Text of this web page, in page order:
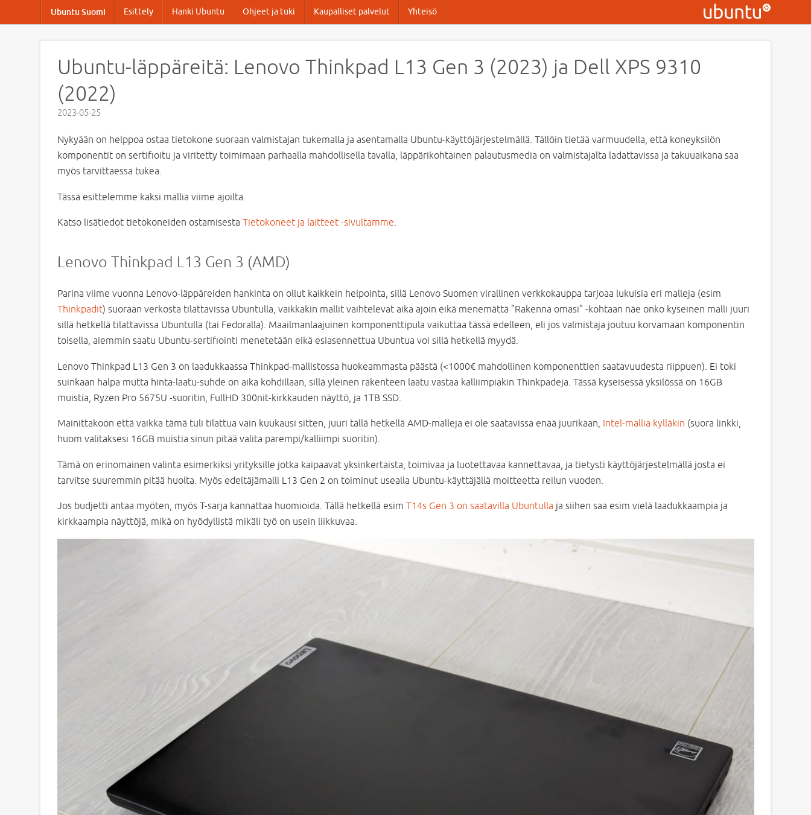
Ubuntu Suomi Esittely Hanki Ubuntu Ohjeet ja tuki Kaupalliset palvelut Yhteisö
Ubuntu-läppäreitä: Lenovo Thinkpad L13 Gen 3 (2023) ja Dell XPS 9310
(2022)
2023-05-25
Nykyään on helppoa ostaa tietokone suoraan valmistajan tukemalla ja asentamalla Ubuntu-käyttöjärjestelmällä. Tällöin tietää varmuudella, että koneyksilön
komponentit on sertifioitu ja viritetty toimimaan parhaalla mahdollisella tavalla, läppärikohtainen palautusmedia on valmistajalta ladattavissa ja takuuaikana saa
myös tarvittaessa tukea.
Tässä esittelemme kaksi mallia viime ajoilta.
Katso lisätiedot tietokoneiden ostamisesta Tietokoneet ja laitteet -sivultamme.
Lenovo Thinkpad L13 Gen 3 (AMD)
Parina viime vuonna Lenovo-läppäreiden hankinta on ollut kaikkein helpointa, sillä Lenovo Suomen virallinen verkkokauppa tarjoaa lukuisia eri malleja (esim
Thinkpadit) suoraan verkosta tilattavissa Ubuntulla, vaikkakin mallit vaihtelevat aika ajoin eikä menemättä ”Rakenna omasi” -kohtaan näe onko kyseinen malli juuri
sillä hetkellä tilattavissa Ubuntulla (tai Fedoralla). Maailmanlaajuinen komponenttipula vaikuttaa tässä edelleen, eli jos valmistaja joutuu korvamaan komponentin
toisella, aiemmin saatu Ubuntu-sertifiointi menetetään eikä esiasennettua Ubuntua voi sillä hetkellä myydä.
Lenovo Thinkpad L13 Gen 3 on laadukkaassa Thinkpad-mallistossa huokeammasta päästä (<1000€ mahdollinen komponenttien saatavuudesta riippuen). Ei toki
suinkaan halpa mutta hinta-laatu-suhde on aika kohdillaan, sillä yleinen rakenteen laatu vastaa kalliimpiakin Thinkpadeja. Tässä kyseisessä yksilössä on 16GB
muistia, Ryzen Pro 5675U -suoritin, FullHD 300nit-kirkkauden näyttö, ja 1TB SSD.
Mainittakoon että vaikka tämä tuli tilattua vain kuukausi sitten, juuri tällä hetkellä AMD-malleja ei ole saatavissa enää juurikaan, Intel-mallia kylläkin (suora linkki,
huom valitaksesi 16GB muistia sinun pitää valita parempi/kalliimpi suoritin).
Tämä on erinomainen valinta esimerkiksi yrityksille jotka kaipaavat yksinkertaista, toimivaa ja luotettavaa kannettavaa, ja tietysti käyttöjärjestelmällä josta ei
tarvitse suuremmin pitää huolta. Myös edeltäjämalli L13 Gen 2 on toiminut usealla Ubuntu-käyttäjällä moitteetta reilun vuoden.
Jos budjetti antaa myöten, myös T-sarja kannattaa huomioida. Tällä hetkellä esim T14s Gen 3 on saatavilla Ubuntulla ja siihen saa esim vielä laadukkaampia ja
kirkkaampia näyttöjä, mikä on hyödyllistä mikäli työ on usein liikkuvaa.